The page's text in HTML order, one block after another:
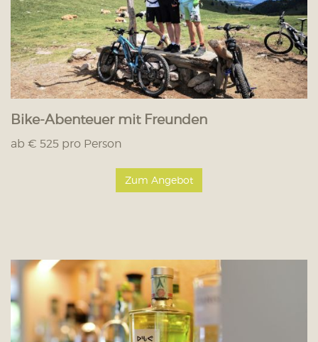
Bike-Abenteuer mit Freunden
ab € 525 pro Person
Zum Angebot